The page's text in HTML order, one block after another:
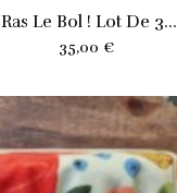
Ras Le Bol ! Lot De 3...
Prix
35,00 €